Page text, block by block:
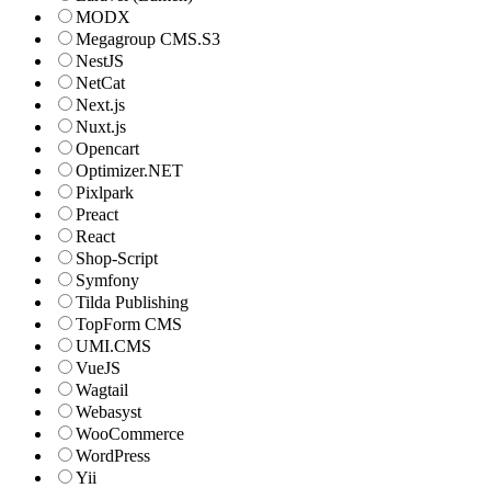
MODX
Megagroup CMS.S3
NestJS
NetCat
Next.js
Nuxt.js
Opencart
Optimizer.NET
Pixlpark
Preact
React
Shop-Script
Symfony
Tilda Publishing
TopForm CMS
UMI.CMS
VueJS
Wagtail
Webasyst
WooCommerce
WordPress
Yii